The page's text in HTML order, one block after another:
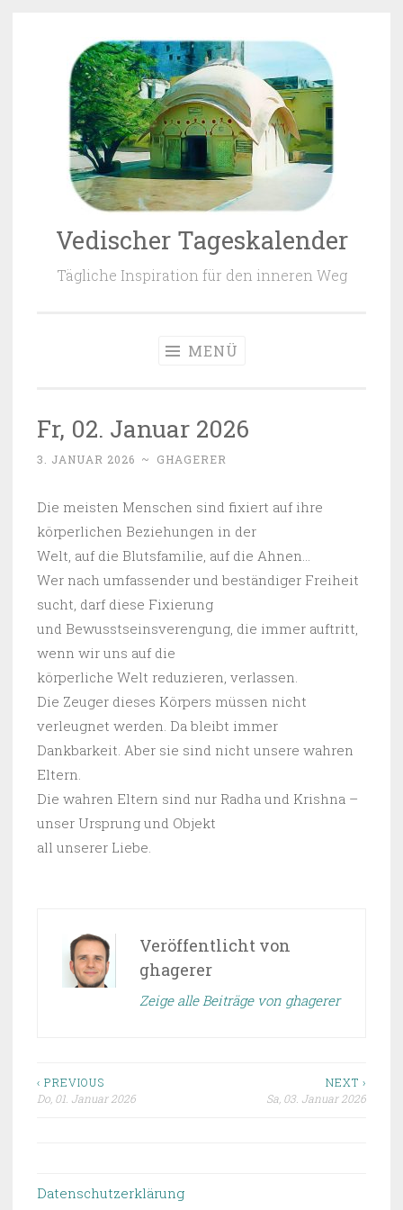
Zum Inhalt springen
Vedischer Tageskalender
Tägliche Inspiration für den inneren Weg
MENÜ
Fr, 02. Januar 2026
3. JANUAR 2026 ~ GHAGERER
Die meisten Menschen sind fixiert auf ihre
körperlichen Beziehungen in der
Welt, auf die Blutsfamilie, auf die Ahnen…
Wer nach umfassender und beständiger Freiheit
sucht, darf diese Fixierung
und Bewusstseinsverengung, die immer auftritt,
wenn wir uns auf die
körperliche Welt reduzieren, verlassen.
Die Zeuger dieses Körpers müssen nicht
verleugnet werden. Da bleibt immer
Dankbarkeit. Aber sie sind nicht unsere wahren
Eltern.
Die wahren Eltern sind nur Radha und Krishna –
unser Ursprung und Objekt
all unserer Liebe.
Veröffentlicht von
ghagerer
Zeige alle Beiträge von ghagerer
Beitragsnavigation
‹ PREVIOUS
Do, 01. Januar 2026
NEXT ›
Sa, 03. Januar 2026
Datenschutzerklärung